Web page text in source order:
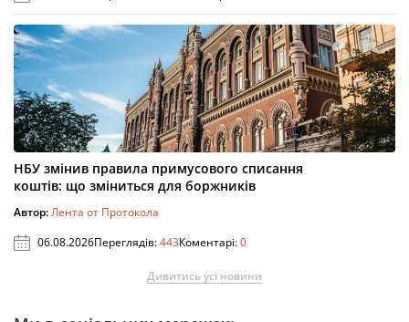
НБУ змінив правила примусового списання
коштів: що зміниться для боржників
Автор:Лента от Протокола
06.08.2026Переглядів:443Коментарі:0
Дивитись усі новини